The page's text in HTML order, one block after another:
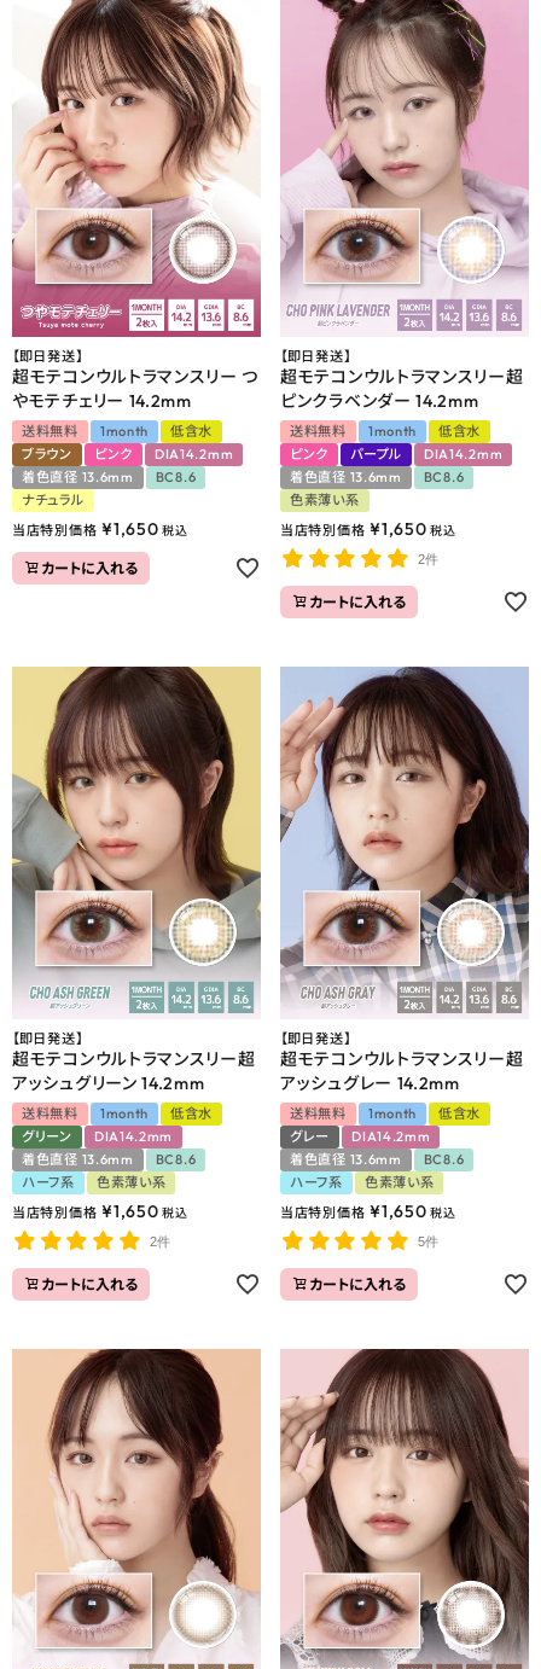
【即日発送】
超モテコンウルトラマンスリー つ
やモテチェリー 14.2mm
送料無料 1month
低含水
ブラウン
ピンク
DIA14.2mm
着色直径 13.6mm
BC8.6
ナチュラル
当店特別価格 ¥1,650 税込
カートに入れる
【即日発送】
超モテコンウルトラマンスリー超
ピンクラベンダー 14.2mm
送料無料 1month
低含水
ピンク
パープル
DIA14.2mm
着色直径 13.6mm
BC8.6
色素薄い系
当店特別価格 ¥1,650 税込
2件
カートに入れる
【即日発送】
超モテコンウルトラマンスリー超
アッシュグリーン 14.2mm
送料無料 1month
低含水
グリーン
DIA14.2mm
着色直径 13.6mm
BC8.6
ハーフ系
色素薄い系
当店特別価格 ¥1,650 税込
2件
カートに入れる
【即日発送】
超モテコンウルトラマンスリー超
アッシュグレー 14.2mm
送料無料 1month
低含水
グレー
DIA14.2mm
着色直径 13.6mm
BC8.6
ハーフ系
色素薄い系
当店特別価格 ¥1,650 税込
5件
カートに入れる